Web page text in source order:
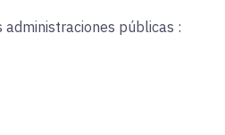
públicas :